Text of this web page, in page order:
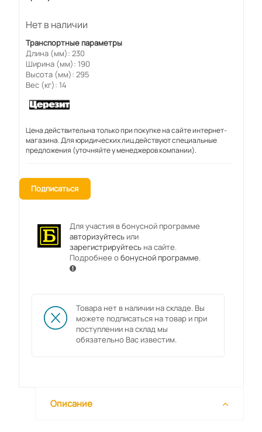
Нет в наличии
Транспортные параметры
Длина (мм): 230
Ширина (мм): 190
Высота (мм): 295
Вес (кг): 14
Цена действительна только при покупке на сайте интернет-
магазина. Для юридических лиц действуют специальные
предложения (уточняйте у менеджеров компании).
Подписаться
Для участия в бонусной программе
авторизуйтесьили
зарегистрируйтесьна сайте.
Подробнее обонусной программе.
Товара нет в наличии на складе. Вы
можете подписаться на товар и при
поступлении на склад мы
обязательно Вас известим.
Описание